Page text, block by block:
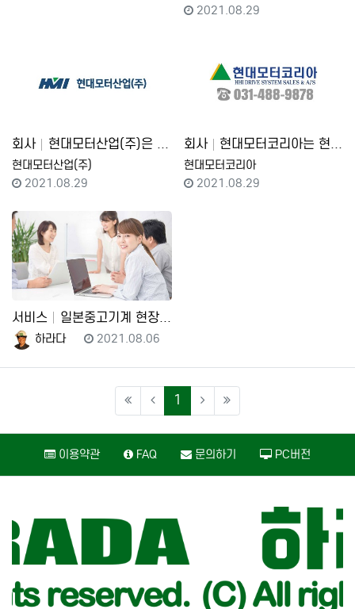
등록일
2021.08.29
회사 현대모터산업(주)은 (주)현대중공업의 대리점으로서 대한…
등록자
현대모터산업(주)
등록일
2021.08.29
회사 현대모터코리아는 현대중공업의 전동기, 감속기, 인버터,…
등록자
현대모터코리아
등록일
2021.08.29
서비스 일본중고기계 현장 방문! 동경/도쿄 오사카 현지통역이 …
등록자하라다 등록일
2021.08.06
1 (current)
이용약관 FAQ 문의하기 PC버전